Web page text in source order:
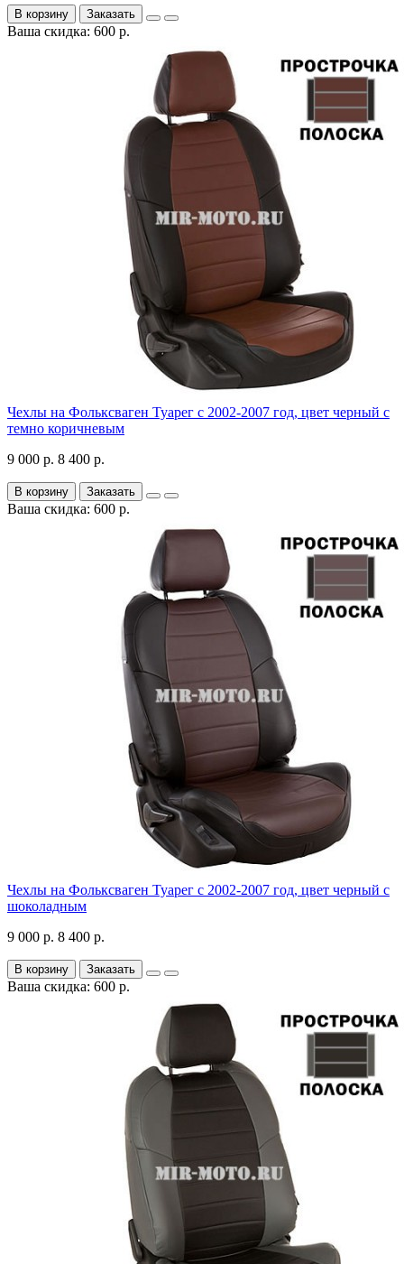
В корзину Заказать
Ваша скидка: 600 р.
Чехлы на Фольксваген Туарег с 2002-2007 год, цвет черный с
темно коричневым
9 000 р. 8 400 р.
В корзину Заказать
Ваша скидка: 600 р.
Чехлы на Фольксваген Туарег с 2002-2007 год, цвет черный с
шоколадным
9 000 р. 8 400 р.
В корзину Заказать
Ваша скидка: 600 р.